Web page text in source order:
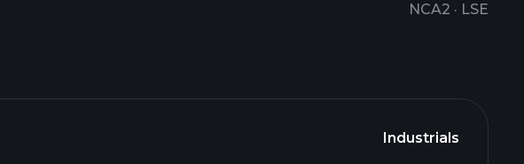
NCA2 · LSE
Industrials